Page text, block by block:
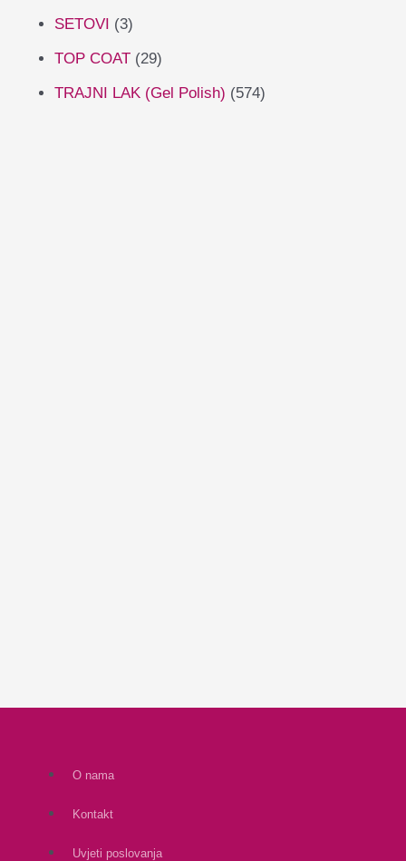
SETOVI (3)
TOP COAT (29)
TRAJNI LAK (Gel Polish) (574)
O nama
Kontakt
Uvjeti poslovanja